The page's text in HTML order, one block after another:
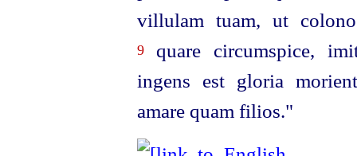
villulam tuam, ut
9quare circumspice,
ingens est gloria
amare quam filios."